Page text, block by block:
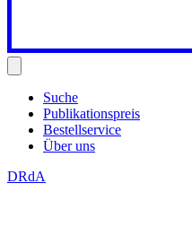
Suche
Publikationspreis
Bestellservice
Über uns
DRdA